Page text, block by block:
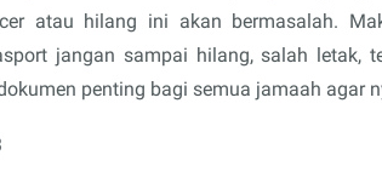
atau hilang ini akan bermasalah.
jangan sampai hilang, salah letak,
penting bagi semua jamaah agar